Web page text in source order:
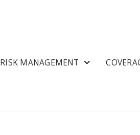
RISK MANAGEMENT